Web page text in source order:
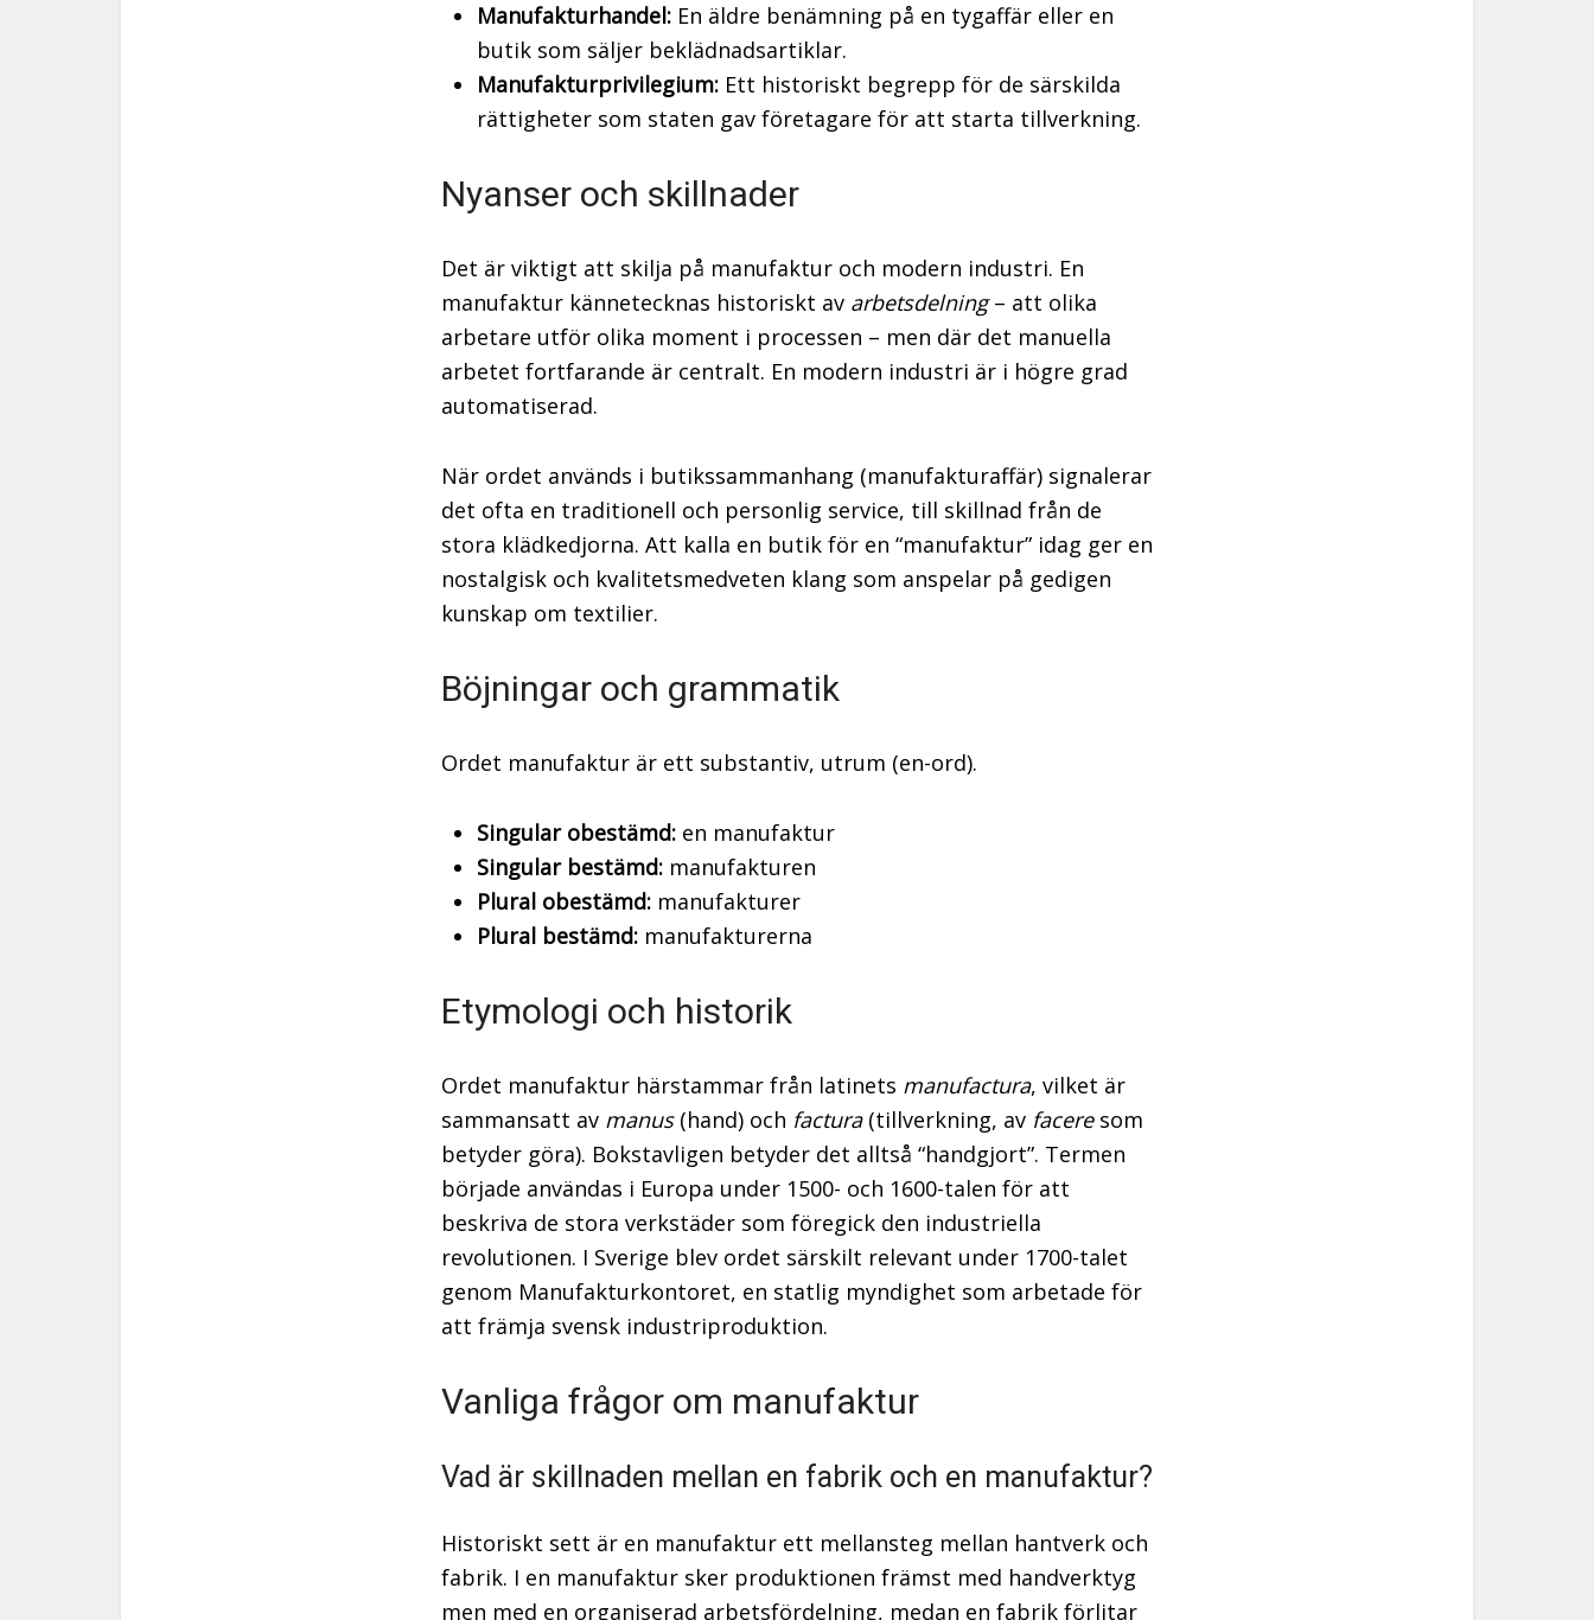
Manufakturhandel: En äldre benämning på en tygaffär eller en
butik som säljer beklädnadsartiklar.
Manufakturprivilegium: Ett historiskt begrepp för de särskilda
rättigheter som staten gav företagare för att starta tillverkning.
Nyanser och skillnader
Det är viktigt att skilja på manufaktur och modern industri. En
manufaktur kännetecknas historiskt av arbetsdelning– att olika
arbetare utför olika moment i processen – men där det manuella
arbetet fortfarande är centralt. En modern industri är i högre grad
automatiserad.
När ordet används i butikssammanhang (manufakturaffär) signalerar
det ofta en traditionell och personlig service, till skillnad från de
stora klädkedjorna. Att kalla en butik för en “manufaktur” idag ger en
nostalgisk och kvalitetsmedveten klang som anspelar på gedigen
kunskap om textilier.
Böjningar och grammatik
Ordet manufaktur är ett substantiv, utrum (en-ord).
Singular obestämd: en manufaktur
Singular bestämd: manufakturen
Plural obestämd: manufakturer
Plural bestämd: manufakturerna
Etymologi och historik
Ordet manufaktur härstammar från latinets manufactura, vilket är
sammansatt av manus(hand) och factura(tillverkning, av faceresom
betyder göra). Bokstavligen betyder det alltså “handgjort”. Termen
började användas i Europa under 1500- och 1600-talen för att
beskriva de stora verkstäder som föregick den industriella
revolutionen. I Sverige blev ordet särskilt relevant under 1700-talet
genom Manufakturkontoret, en statlig myndighet som arbetade för
att främja svensk industriproduktion.
Vanliga frågor om manufaktur
Vad är skillnaden mellan en fabrik och en manufaktur?
Historiskt sett är en manufaktur ett mellansteg mellan hantverk och
fabrik. I en manufaktur sker produktionen främst med handverktyg
men med en organiserad arbetsfördelning, medan en fabrik förlitar